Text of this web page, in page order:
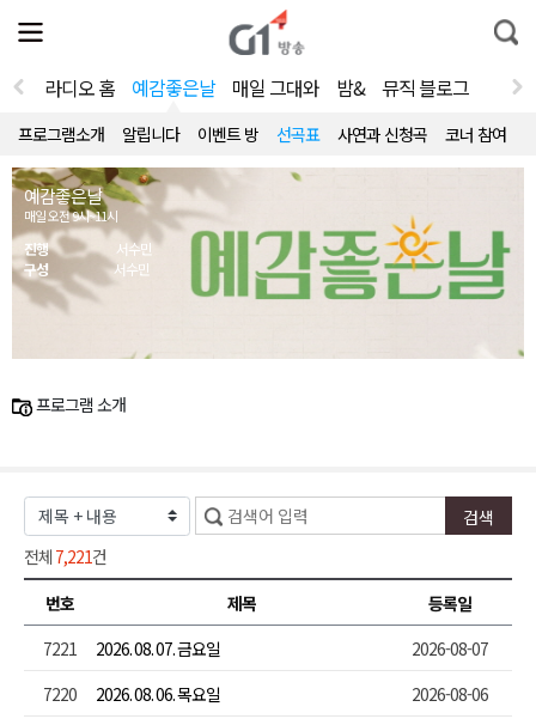
전
체
뉴
열
통
합
라디오 홈 예감좋은날 매일 그대와 밤& 뮤직 블로그
프로그램소개 알립니다 이벤트 방 선곡표 사연과 신청곡 코너 참여
예감좋은날
매일 오전 9시~11시
진행
서수민
구성
서수민
프로그램 소개
전체 7,221건
번호
제목
등록일
7221
2026. 08. 07. 금요일
2026-08-07
7220
2026. 08. 06. 목요일
2026-08-06